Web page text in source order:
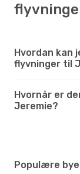
Hvordan kan
flyvninger til
Hvornår er
Jeremie?
Populære